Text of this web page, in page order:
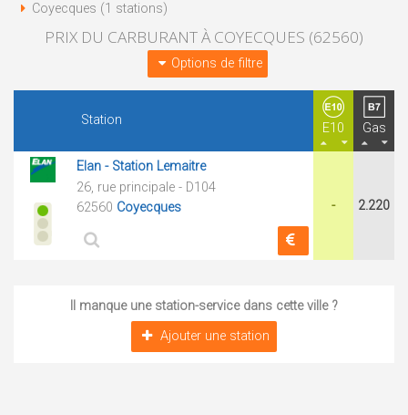
Coyecques (1 stations)
PRIX DU CARBURANT À COYECQUES (62560)
Options de filtre
Station
E10 Gas
Elan - Station Lemaitre
26, rue principale - D104
62560 Coyecques - 2.220
Il manque une station-service dans cette ville ?
Ajouter une station